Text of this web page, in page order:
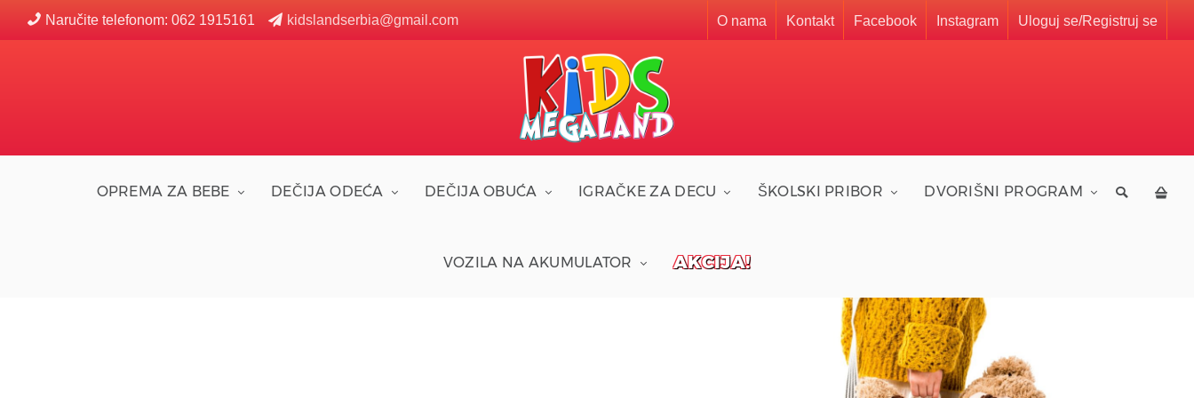
Naručite telefonom: 062 1915161 kidslandserbia@gmail.com O nama Kontakt Facebook Instagram Uloguj se/Registruj se
OPREMA ZA BEBE DEČIJA ODEĆA DEČIJA OBUĆA IGRAČKE ZA DECU ŠKOLSKI PRIBOR DVORIŠNI PROGRAM
VOZILA NA AKUMULATOR AKCIJA!